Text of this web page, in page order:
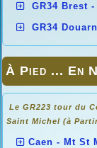
GR34 Brest
GR34
À Pied ... En
Le GR223 tour du
Saint Michel (à
Caen - Mt St